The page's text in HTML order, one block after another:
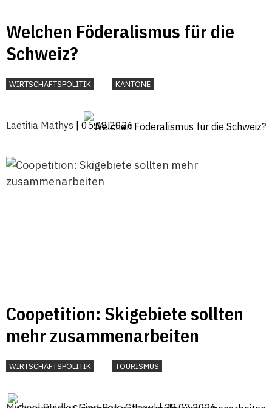
Welchen Föderalismus für die
Schweiz?
WIRTSCHAFTSPOLITIK KANTONE
Laetitia Mathys | 05.08.2026
Coopetition: Skigebiete sollten
mehr zusammenarbeiten
WIRTSCHAFTSPOLITIK TOURISMUS